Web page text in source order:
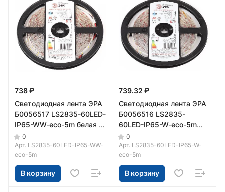
738 ₽
Светодиодная лента ЭРА
Б0056517 LS2835-60LED-
IP65-WW-eco-5m белая 5
м 0
Арт. LS2835-60LED-IP65-WW-
eco-5m
В корзину
739.32 ₽
Светодиодная лента ЭРА
Б0056516 LS2835-
60LED-IP65-W-eco-5m
белая 5 м
0
Арт. LS2835-60LED-IP65-W-
eco-5m
В корзину